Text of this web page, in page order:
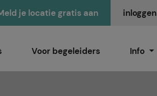
inloggen
je locatie gratis aan
Voor begeleiders Info